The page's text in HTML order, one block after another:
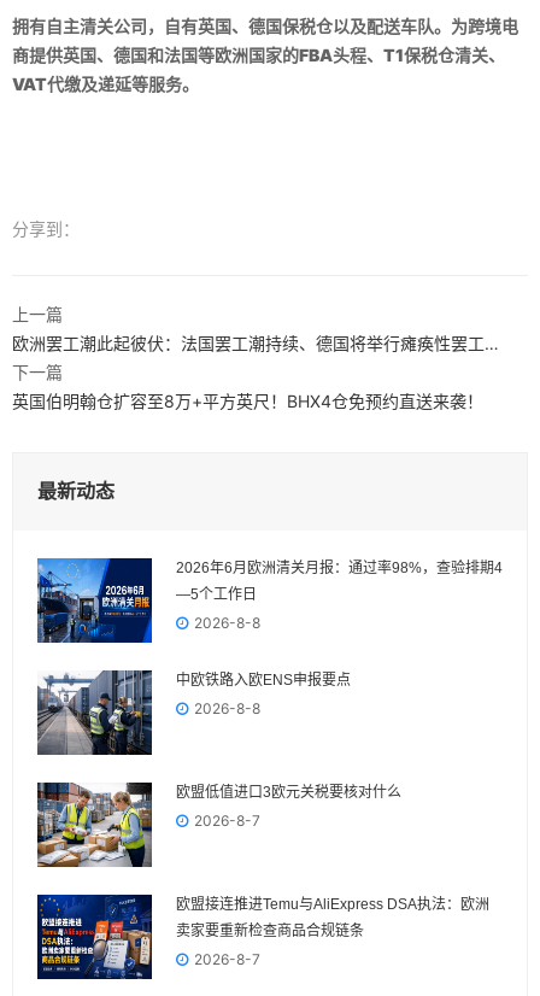
拥有自主清关公司，自有英国、德国保税仓以及配送车队。为跨境电
商提供英国、德国和法国等欧洲国家的FBA头程、T1保税仓清关、
VAT代缴及递延等服务。
分享到：
上一篇
欧洲罢工潮此起彼伏：法国罢工潮持续、德国将举行瘫痪性罢工…
下一篇
英国伯明翰仓扩容至8万+平方英尺！BHX4仓免预约直送来袭！
最新动态
2026年6月欧洲清关月报：通过率98%，查验排期4
—5个工作日
2026-8-8
中欧铁路入欧ENS申报要点
2026-8-8
欧盟低值进口3欧元关税要核对什么
2026-8-7
欧盟接连推进Temu与AliExpress DSA执法：欧洲
卖家要重新检查商品合规链条
2026-8-7